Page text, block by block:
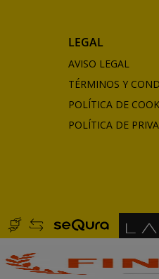
LEGAL
AVISO LEGAL
TÉRMINOS Y
POLÍTICA DE
POLÍTICA DE